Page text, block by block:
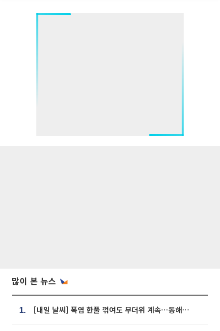
많이 본 뉴스
1. [내일 날씨] 폭염 한풀 꺾여도 무더위 계속⋯동해안 이틀 연속 비